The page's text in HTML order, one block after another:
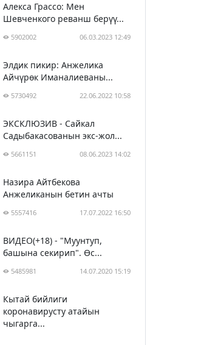
Алекса Грассо: Мен
Шевченкого реванш берүү...
5902002 06.03.2023 12:49
Элдик пикир: Анжелика
Айчүрөк Иманалиеваны...
5730492 22.06.2022 10:58
ЭКСКЛЮЗИВ - Сайкал
Садыбакасованын экс-жол...
5661151 08.06.2023 14:02
Назира Айтбекова
Анжеликанын бетин ачты
5557416 17.07.2022 16:50
ВИДЕО(+18) - "Муунтуп,
башына секирип". Өс...
5485981 14.07.2020 15:19
Кытай бийлиги
коронавирусту атайын
чыгарга...